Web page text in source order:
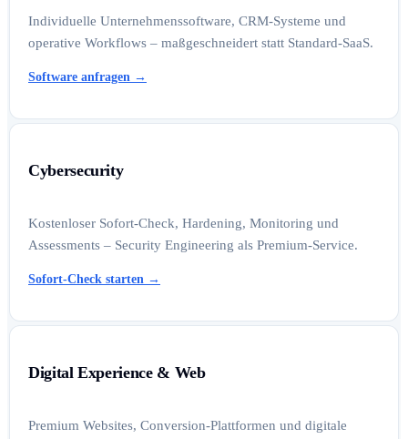
Individuelle Unternehmenssoftware, CRM-Systeme und
operative Workflows – maßgeschneidert statt Standard-SaaS.
Software anfragen →
Cybersecurity
Kostenloser Sofort-Check, Hardening, Monitoring und
Assessments – Security Engineering als Premium-Service.
Sofort-Check starten →
Digital Experience & Web
Premium Websites, Conversion-Plattformen und digitale